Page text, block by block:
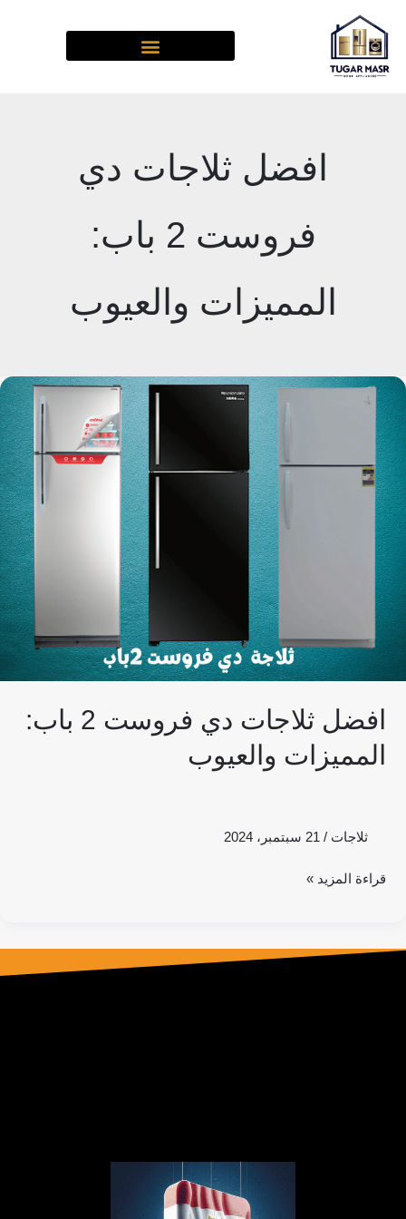
إلى
المحتوى
افضل ثلاجات دي
فروست 2 باب:
المميزات والعيوب
افضل ثلاجات دي فروست 2 باب:
المميزات والعيوب
ثلاجات / 21 سبتمبر، 2024
افضل
ثلاجات
دي
فروست
2
باب:
المميزات
والعيوب
قراءة المزيد »